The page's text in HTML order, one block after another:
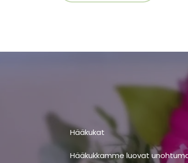
Hääkukat
Hääkukkamme luovat